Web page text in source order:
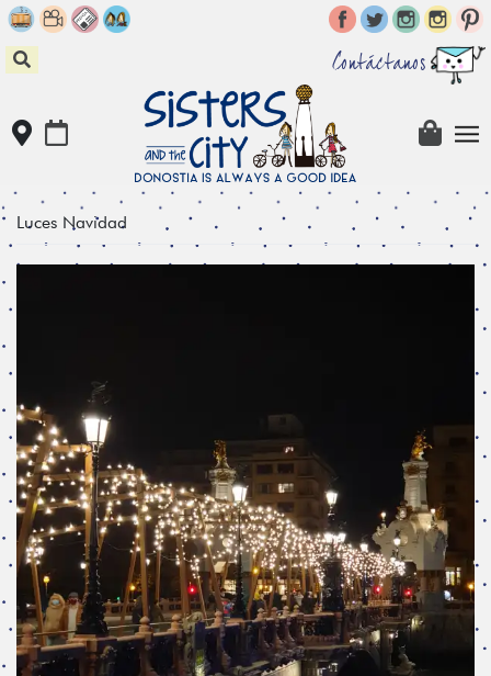
Skip
to
content
Contáctanos
Luces Navidad